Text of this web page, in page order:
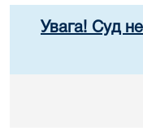
Увага! Суд